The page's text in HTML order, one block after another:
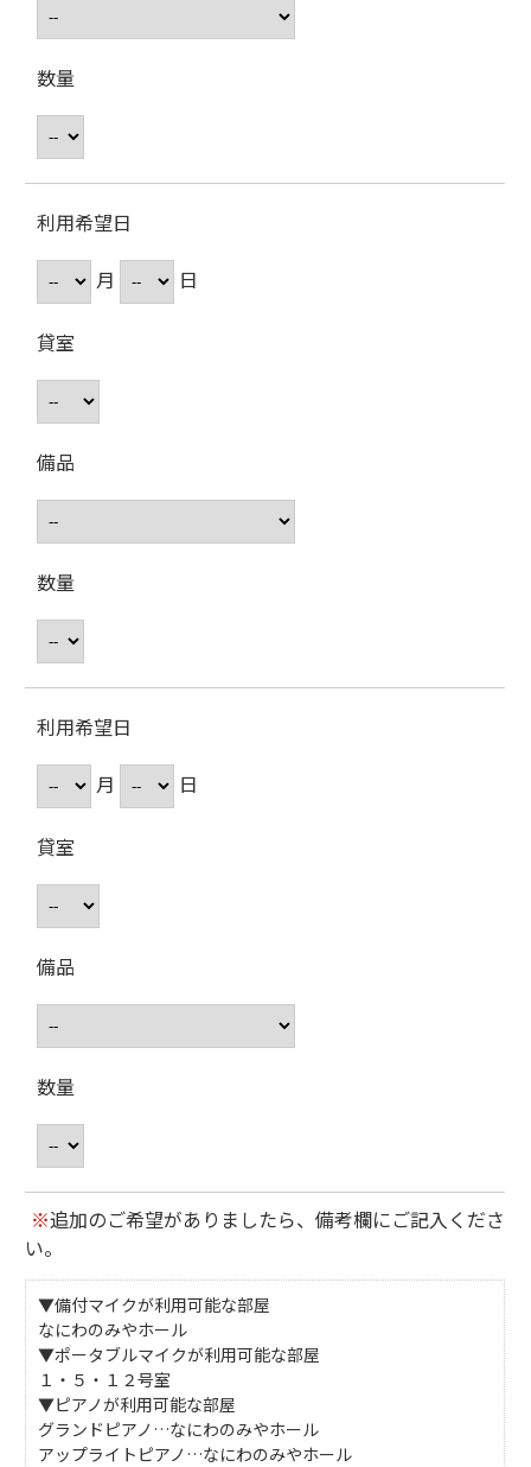
数量
利用希望日
月
日
貸室
備品
数量
利用希望日
月
日
貸室
備品
数量
※追加のご希望がありましたら、備考欄にご記入くださ
い。
▼備付マイクが利用可能な部屋
なにわのみやホール
▼ポータブルマイクが利用可能な部屋
１・５・１２号室
▼ピアノが利用可能な部屋
グランドピアノ…なにわのみやホール
アップライトピアノ…なにわのみやホール